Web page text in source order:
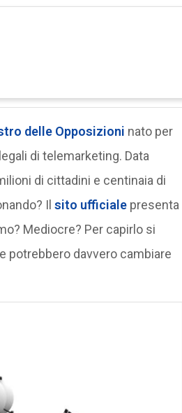
delle Opposizioni nato per
di telemarketing. Data
di cittadini e centinaia di
Il sito ufficialepresenta
Mediocre? Per capirlo si
potrebbero davvero cambiare